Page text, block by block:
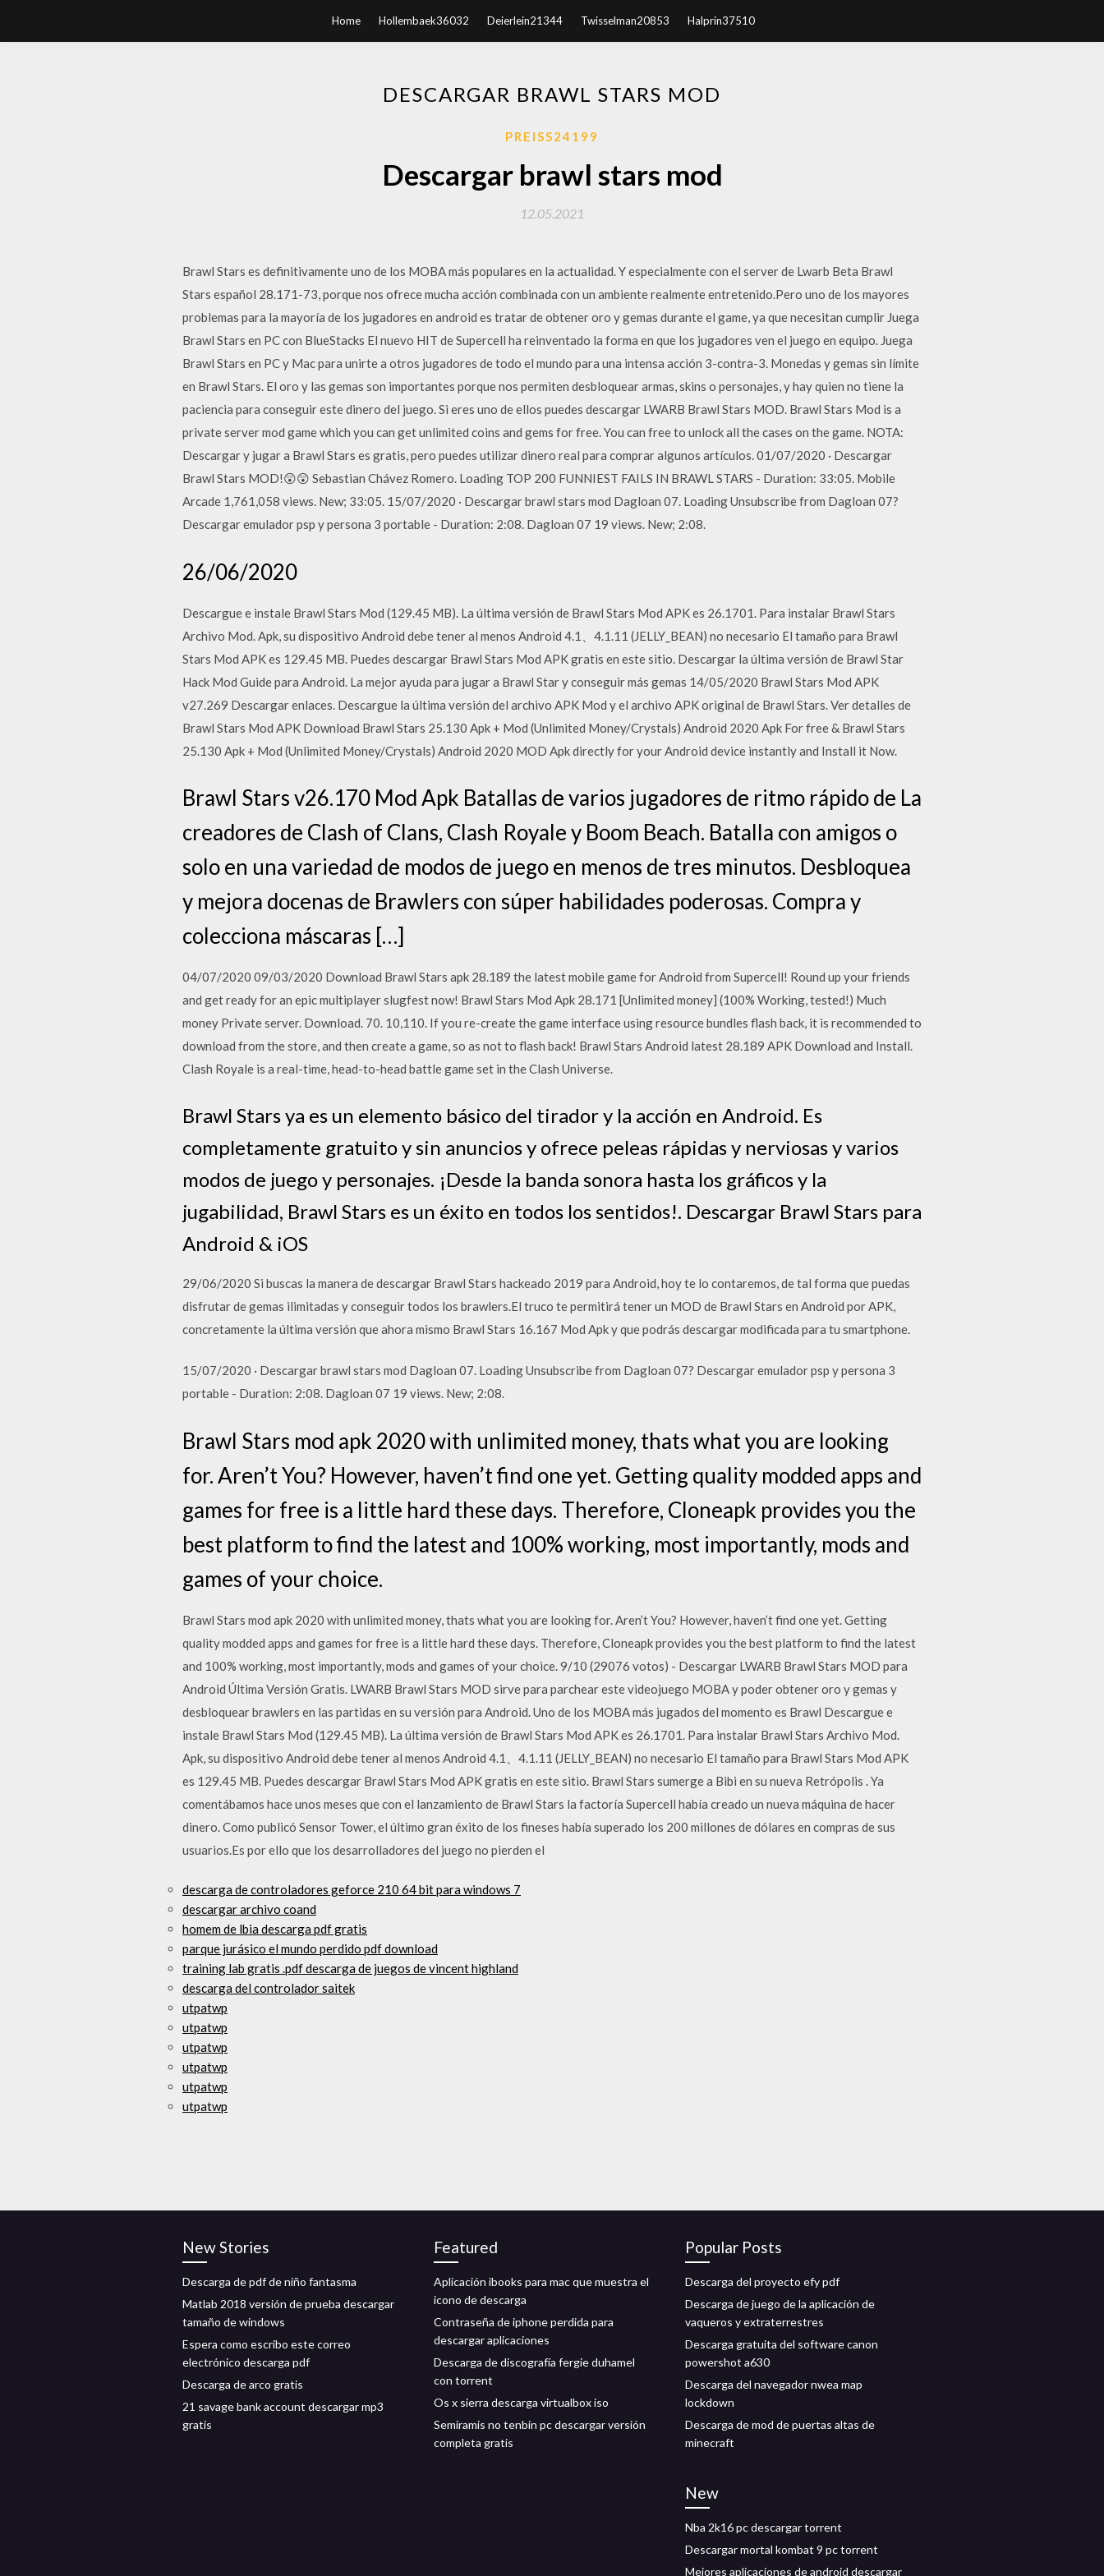
Home Hollembaek36032 Deierlein21344 Twisselman20853 Halprin37510
DESCARGAR BRAWL STARS MOD
PREISS24199
Descargar brawl stars mod
12.05.2021
Brawl Stars es definitivamente uno de los MOBA más populares en la actualidad. Y especialmente con el server de Lwarb Beta Brawl
Stars español 28.171-73, porque nos ofrece mucha acción combinada con un ambiente realmente entretenido.Pero uno de los mayores
problemas para la mayoría de los jugadores en android es tratar de obtener oro y gemas durante el game, ya que necesitan cumplir Juega
Brawl Stars en PC con BlueStacks El nuevo HIT de Supercell ha reinventado la forma en que los jugadores ven el juego en equipo. Juega
Brawl Stars en PC y Mac para unirte a otros jugadores de todo el mundo para una intensa acción 3-contra-3. Monedas y gemas sin límite
en Brawl Stars. El oro y las gemas son importantes porque nos permiten desbloquear armas, skins o personajes, y hay quien no tiene la
paciencia para conseguir este dinero del juego. Si eres uno de ellos puedes descargar LWARB Brawl Stars MOD. Brawl Stars Mod is a
private server mod game which you can get unlimited coins and gems for free. You can free to unlock all the cases on the game. NOTA:
Descargar y jugar a Brawl Stars es gratis, pero puedes utilizar dinero real para comprar algunos artículos. 01/07/2020 · Descargar
Brawl Stars MOD!😲😲 Sebastian Chávez Romero. Loading TOP 200 FUNNIEST FAILS IN BRAWL STARS - Duration: 33:05. Mobile
Arcade 1,761,058 views. New; 33:05. 15/07/2020 · Descargar brawl stars mod Dagloan 07. Loading Unsubscribe from Dagloan 07?
Descargar emulador psp y persona 3 portable - Duration: 2:08. Dagloan 07 19 views. New; 2:08.
26/06/2020
Descargue e instale Brawl Stars Mod (129.45 MB). La última versión de Brawl Stars Mod APK es 26.1701. Para instalar Brawl Stars
Archivo Mod. Apk, su dispositivo Android debe tener al menos Android 4.1、4.1.11 (JELLY_BEAN) no necesario El tamaño para Brawl
Stars Mod APK es 129.45 MB. Puedes descargar Brawl Stars Mod APK gratis en este sitio. Descargar la última versión de Brawl Star
Hack Mod Guide para Android. La mejor ayuda para jugar a Brawl Star y conseguir más gemas 14/05/2020 Brawl Stars Mod APK
v27.269 Descargar enlaces. Descargue la última versión del archivo APK Mod y el archivo APK original de Brawl Stars. Ver detalles de
Brawl Stars Mod APK Download Brawl Stars 25.130 Apk + Mod (Unlimited Money/Crystals) Android 2020 Apk For free & Brawl Stars
25.130 Apk + Mod (Unlimited Money/Crystals) Android 2020 MOD Apk directly for your Android device instantly and Install it Now.
Brawl Stars v26.170 Mod Apk Batallas de varios jugadores de ritmo rápido de La
creadores de Clash of Clans, Clash Royale y Boom Beach. Batalla con amigos o
solo en una variedad de modos de juego en menos de tres minutos. Desbloquea
y mejora docenas de Brawlers con súper habilidades poderosas. Compra y
colecciona máscaras […]
04/07/2020 09/03/2020 Download Brawl Stars apk 28.189 the latest mobile game for Android from Supercell! Round up your friends
and get ready for an epic multiplayer slugfest now! Brawl Stars Mod Apk 28.171 [Unlimited money] (100% Working, tested!) Much
money Private server. Download. 70. 10,110. If you re-create the game interface using resource bundles flash back, it is recommended to
download from the store, and then create a game, so as not to flash back! Brawl Stars Android latest 28.189 APK Download and Install.
Clash Royale is a real-time, head-to-head battle game set in the Clash Universe.
Brawl Stars ya es un elemento básico del tirador y la acción en Android. Es
completamente gratuito y sin anuncios y ofrece peleas rápidas y nerviosas y varios
modos de juego y personajes. ¡Desde la banda sonora hasta los gráficos y la
jugabilidad, Brawl Stars es un éxito en todos los sentidos!. Descargar Brawl Stars para
Android & iOS
29/06/2020 Si buscas la manera de descargar Brawl Stars hackeado 2019 para Android, hoy te lo contaremos, de tal forma que puedas
disfrutar de gemas ilimitadas y conseguir todos los brawlers.El truco te permitirá tener un MOD de Brawl Stars en Android por APK,
concretamente la última versión que ahora mismo Brawl Stars 16.167 Mod Apk y que podrás descargar modificada para tu smartphone.
15/07/2020 · Descargar brawl stars mod Dagloan 07. Loading Unsubscribe from Dagloan 07? Descargar emulador psp y persona 3
portable - Duration: 2:08. Dagloan 07 19 views. New; 2:08.
Brawl Stars mod apk 2020 with unlimited money, thats what you are looking
for. Aren’t You? However, haven’t find one yet. Getting quality modded apps and
games for free is a little hard these days. Therefore, Cloneapk provides you the
best platform to find the latest and 100% working, most importantly, mods and
games of your choice.
Brawl Stars mod apk 2020 with unlimited money, thats what you are looking for. Aren’t You? However, haven’t find one yet. Getting
quality modded apps and games for free is a little hard these days. Therefore, Cloneapk provides you the best platform to find the latest
and 100% working, most importantly, mods and games of your choice. 9/10 (29076 votos) - Descargar LWARB Brawl Stars MOD para
Android Última Versión Gratis. LWARB Brawl Stars MOD sirve para parchear este videojuego MOBA y poder obtener oro y gemas y
desbloquear brawlers en las partidas en su versión para Android. Uno de los MOBA más jugados del momento es Brawl Descargue e
instale Brawl Stars Mod (129.45 MB). La última versión de Brawl Stars Mod APK es 26.1701. Para instalar Brawl Stars Archivo Mod.
Apk, su dispositivo Android debe tener al menos Android 4.1、4.1.11 (JELLY_BEAN) no necesario El tamaño para Brawl Stars Mod APK
es 129.45 MB. Puedes descargar Brawl Stars Mod APK gratis en este sitio. Brawl Stars sumerge a Bibi en su nueva Retrópolis . Ya
comentábamos hace unos meses que con el lanzamiento de Brawl Stars la factoría Supercell había creado un nueva máquina de hacer
dinero. Como publicó Sensor Tower, el último gran éxito de los fineses había superado los 200 millones de dólares en compras de sus
usuarios.Es por ello que los desarrolladores del juego no pierden el
descarga de controladores geforce 210 64 bit para windows 7
descargar archivo coand
homem de lbia descarga pdf gratis
parque jurásico el mundo perdido pdf download
training lab gratis .pdf descarga de juegos de vincent highland
descarga del controlador saitek
utpatwp
utpatwp
utpatwp
utpatwp
utpatwp
utpatwp
New Stories
Descarga de pdf de niño fantasma
Matlab 2018 versión de prueba descargar
tamaño de windows
Espera como escribo este correo
electrónico descarga pdf
Descarga de arco gratis
21 savage bank account descargar mp3
gratis
Featured
Aplicación ibooks para mac que muestra el
icono de descarga
Contraseña de iphone perdida para
descargar aplicaciones
Descarga de discografía fergie duhamel
con torrent
Os x sierra descarga virtualbox iso
Semiramis no tenbin pc descargar versión
completa gratis
Popular Posts
Descarga del proyecto efy pdf
Descarga de juego de la aplicación de
vaqueros y extraterrestres
Descarga gratuita del software canon
powershot a630
Descarga del navegador nwea map
lockdown
Descarga de mod de puertas altas de
minecraft
New
Nba 2k16 pc descargar torrent
Descargar mortal kombat 9 pc torrent
Mejores aplicaciones de android descargar